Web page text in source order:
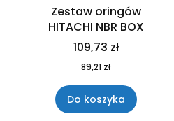
Zestaw oringów
HITACHI NBR BOX
109,73 zł
89,21 zł
Do koszyka